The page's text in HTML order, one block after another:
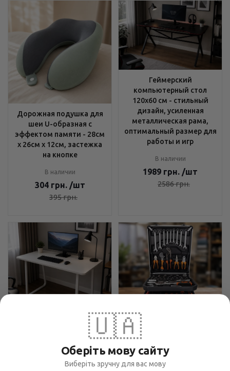
Дорожная подушка для
шеи U-образная с
эффектом памяти - 28см
х 26см х 12см, застежка
на кнопке
В наличии
304 грн. /шт
395грн.
Геймерский
компьютерный стол
120х60 см - стильный
дизайн, усиленная
металлическая рама,
оптимальный размер для
работы и игр
В наличии
1989 грн. /шт
2586грн.
Компьютерный стол
120х60 см Бежевый -
Минималистичный
дизайн, Закругленные
Набор инструментов Tool
Set 235 предметов - для
ремонта и обслуживания,
чемодан с колесами,
🇺🇦
Оберіть мову сайту
Виберіть зручну для вас мову